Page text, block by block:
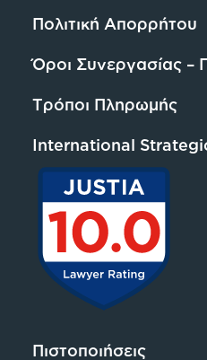
Πολιτική Απορρήτου
Όροι Συνεργασίας –
Τρόποι Πληρωμής
International
Πιστοποιήσεις